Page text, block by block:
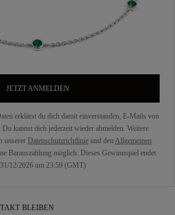
JETZT ANMELDEN
erklärst du dich damit einverstanden, E-Mails von
kannst dich jederzeit wieder abmelden. Weitere
unserer Datenschutzrichtlinie und denAllgemeinen
Barauszahlung möglich. Dieses Gewinnspiel endet
12/2026 um 23:59 (GMT)
BLEIBEN